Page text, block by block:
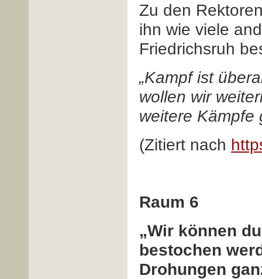
Zu den
ihn wie viele
Friedrichsruh
„Kampf ist
wollen wir
weitere Kämpfe
(Zitiert nach
Raum 6
„Wir können
bestochen
Drohungen